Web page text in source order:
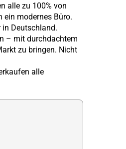
alle zu 100% von
ein modernes Büro.
in Deutschland.
– mit durchdachtem
zu bringen. Nicht
alle